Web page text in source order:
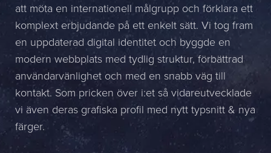
Mitt största problem är...
Namn *
Företag *
att möta en internationell målgrupp och förklara ett
komplext erbjudande på ett enkelt sätt. Vi tog fram
en uppdaterad digital identitet och byggde en
modern webbplats med tydlig struktur, förbättrad
användarvänlighet och med en snabb väg till
kontakt. Som pricken över i:et så vidareutvecklade
vi även deras grafiska profil med nytt typsnitt & nya
färger.